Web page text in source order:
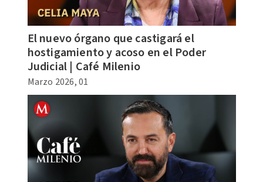
El nuevo órgano que castigará el
hostigamiento y acoso en el Poder
Judicial | Café Milenio
Marzo 2026, 01